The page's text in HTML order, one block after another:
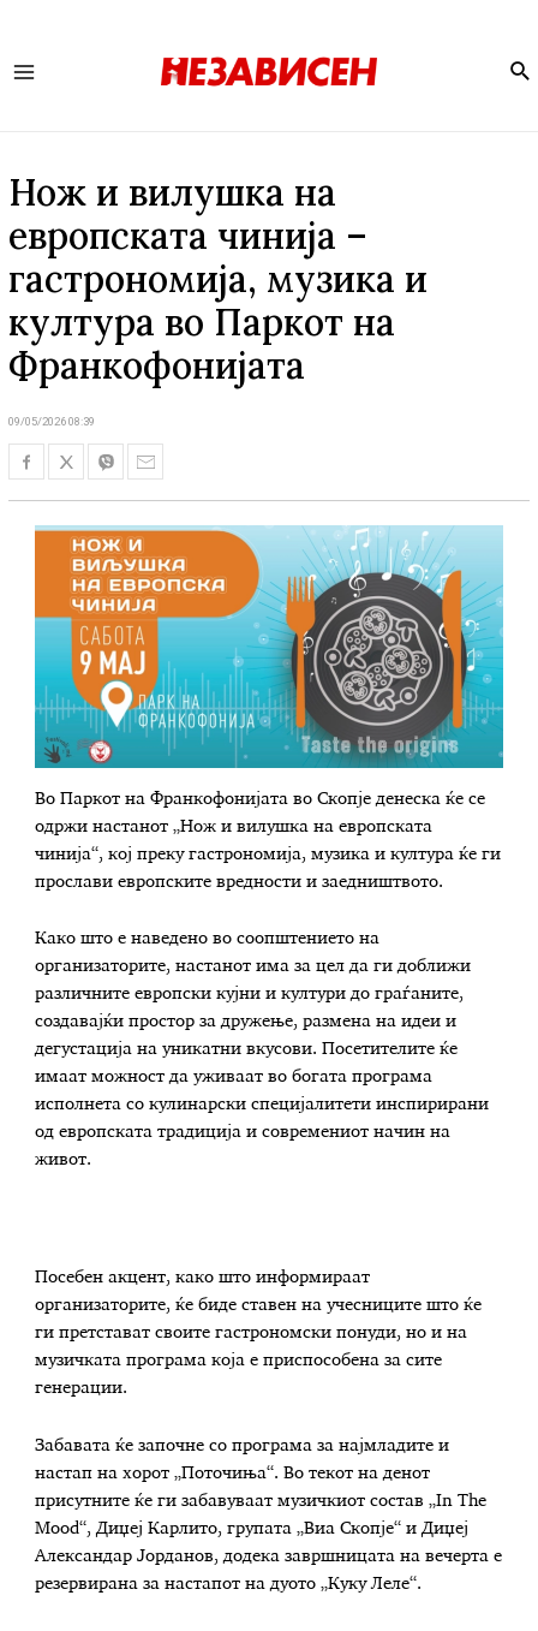
Нож и вилушка на
европската чинија –
гастрономија, музика и
култура во Паркот на
Франкофонијата
09/05/2026 08:39
Во Паркот на Франкофонијата во Скопје денеска ќе се
одржи настанот „Нож и вилушка на европската
чинија“, кој преку гастрономија, музика и култура ќе ги
прослави европските вредности и заедништвото.
Како што е наведено во соопштението на
организаторите, настанот има за цел да ги доближи
различните европски кујни и култури до граѓаните,
создавајќи простор за дружење, размена на идеи и
дегустација на уникатни вкусови. Посетителите ќе
имаат можност да уживаат во богата програма
исполнета со кулинарски специјалитети инспирирани
од европската традиција и современиот начин на
живот.
Посебен акцент, како што информираат
организаторите, ќе биде ставен на учесниците што ќе
ги претстават своите гастрономски понуди, но и на
музичката програма која е приспособена за сите
генерации.
Забавата ќе започне со програма за најмладите и
настап на хорот „Поточиња“. Во текот на денот
присутните ќе ги забавуваат музичкиот состав „In The
Mood“, Диџеј Карлито, групата „Виа Скопје“ и Диџеј
Александар Јорданов, додека завршницата на вечерта е
резервирана за настапот на дуото „Куку Леле“.